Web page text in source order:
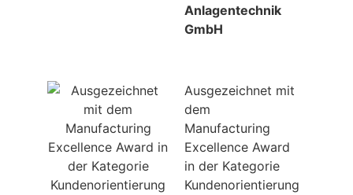
Anlagentechnik
GmbH
Ausgezeichnet mit
dem
Manufacturing
Excellence Award
in der Kategorie
Kundenorientierung